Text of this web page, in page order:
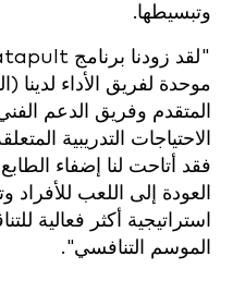
وتبسيطها.
موحدة لفريق الأداء لدينا
المتقدم وفريق الدعم
الاحتياجات التدريبية
فقد أتاحت لنا إضفاء
العودة إلى اللعب
استراتيجية أكثر فعالية
الموسم التنافسي".